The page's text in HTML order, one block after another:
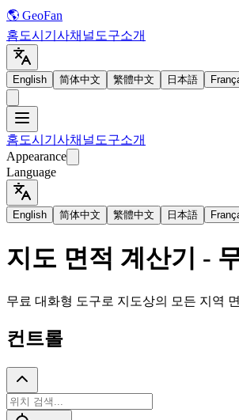
🌎 GeoFan
홈도시 기사채널 도구소개
English 简体中文 繁體中文 日本語
홈도시 기사채널 도구소개
Appearance
Language
English 简体中文 繁體中文 日本語
지도 면적 계산기 -
무료 대화형 도구로 지도상의 모든 지역
컨트롤